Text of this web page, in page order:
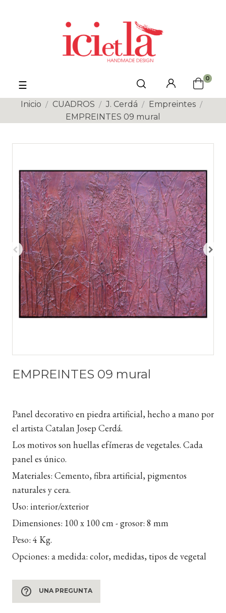
Navegación
de
palanca
☰
0
Inicio CUADROS J. Cerdá
Empreintes
EMPREINTES 09 mural
EMPREINTES 09 mural
Panel decorativo en piedra artificial, hecho a mano por
el artista Catalan Josep Cerdá.
Los motivos son huellas efímeras de vegetales. Cada
panel es único.
Materiales: Cemento, fibra artificial, pigmentos
naturales y cera.
Uso: interior/exterior
Dimensiones: 100 x 100 cm - grosor: 8 mm
Peso: 4 Kg.
Opciones: a medida: color, medidas, tipos de vegetal
help_outline UNA PREGUNTA